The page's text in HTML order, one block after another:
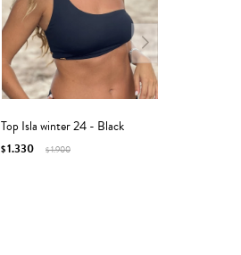
Top Isla winter 24 - Black
$1.330 $1.900